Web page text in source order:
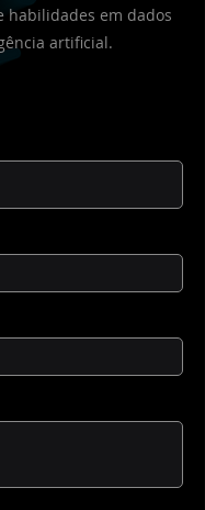
habilidades em dados
artificial.